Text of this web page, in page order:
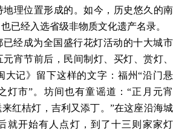
地理位置形成的。如今，历史悠久的南
已经入选省级非物质文化遗产名录。
已经成为全国盛行花灯活动的十大城市
宵节前后，民间制灯、买灯、赏灯、
大记》留下这样的文字：福州“沿门悬
灯市”。坊间也有童谣道：“正月元宵
红桔灯，吉利又添丁。”在这座沿海城
就开始有人点灯，到了十三则家家灯